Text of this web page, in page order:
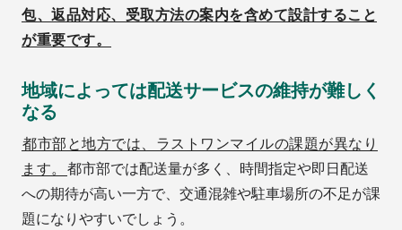
包、返品対応、受取方法の案内を含めて設計すること
が重要です。
地域によっては配送サービスの維持が難しく
なる
都市部と地方では、ラストワンマイルの課題が異なり
ます。 都市部では配送量が多く、時間指定や即日配送
への期待が高い一方で、交通混雑や駐車場所の不足が課
題になりやすいでしょう。